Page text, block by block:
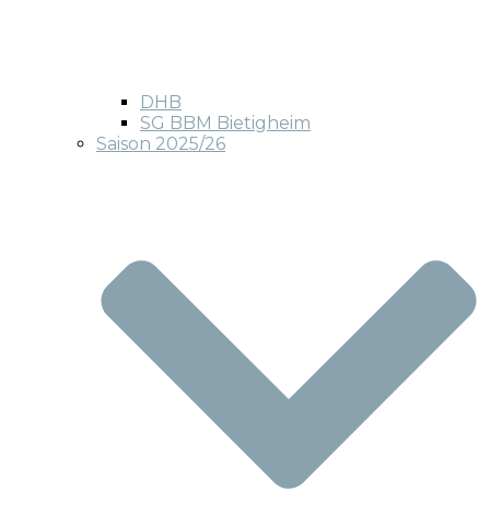
DHB
SG BBM Bietigheim
Saison 2025/26